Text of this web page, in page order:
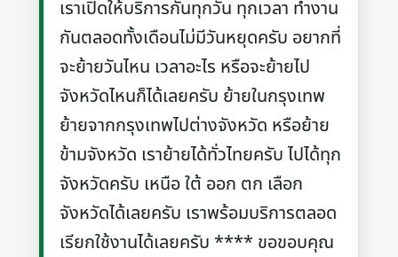
เราเปิดให้บริการกันทุกวัน ทุกเวลา ทำงาน
กันตลอดทั้งเดือนไม่มีวันหยุดครับ อยากที่
จะย้ายวันไหน เวลาอะไร หรือจะย้ายไป
จังหวัดไหนก็ได้เลยครับ ย้ายในกรุงเทพ
ย้ายจากกรุงเทพไปต่างจังหวัด หรือย้าย
ข้ามจังหวัด เราย้ายได้ทั่วไทยครับ ไปได้ทุก
จังหวัดครับ เหนือ ใต้ ออก ตก เลือก
จังหวัดได้เลยครับ เราพร้อมบริการตลอด
เรียกใช้งานได้เลยครับ **** ขอขอบคุณ